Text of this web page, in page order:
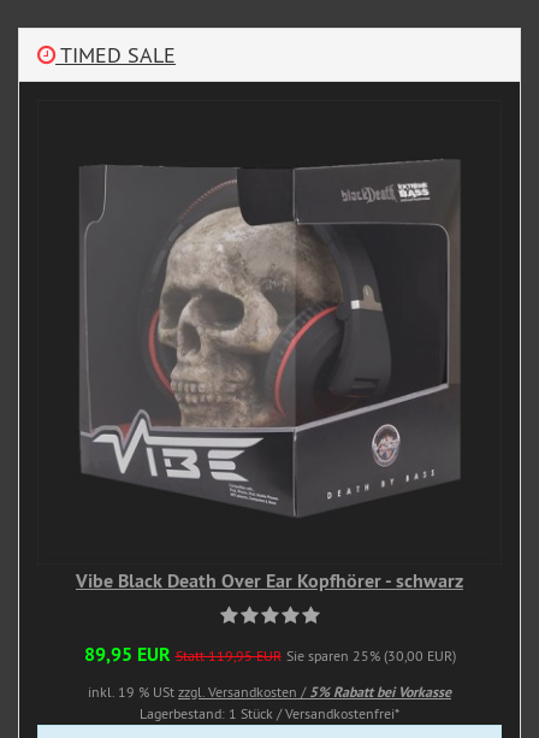
TIMED SALE
Vibe Black Death Over Ear Kopfhörer - schwarz
89,95 EUR Statt 119,95 EUR Sie sparen 25% (30,00 EUR)
inkl. 19 % USt zzgl. Versandkosten / 5% Rabatt bei Vorkasse
Lagerbestand: 1 Stück / Versandkostenfrei*